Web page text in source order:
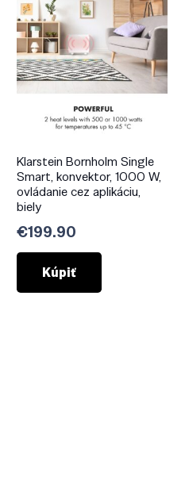
Klarstein Bornholm Single
Smart, konvektor, 1000 W,
ovládanie cez aplikáciu,
biely
€199.90
Kúpiť